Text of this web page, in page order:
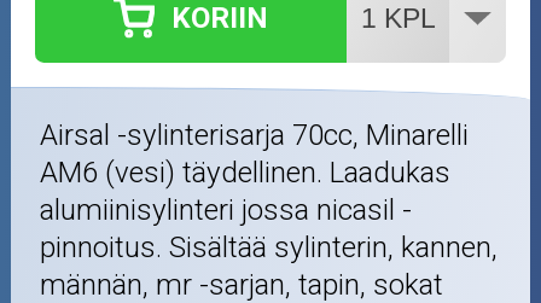
KORIIN
Airsal -sylinterisarja 70cc, Minarelli
AM6 (vesi) täydellinen. Laadukas
alumiinisylinteri jossa nicasil -
pinnoitus. Sisältää sylinterin, kannen,
männän, mr -sarjan, tapin, sokat